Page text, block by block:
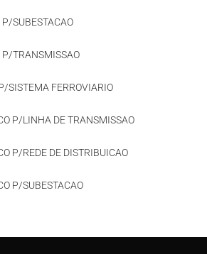
P/SUBESTACAO
P/TRANSMISSAO
SISTEMA FERROVIARIO
P/LINHA DE TRANSMISSAO
P/REDE DE DISTRIBUICAO
P/SUBESTACAO